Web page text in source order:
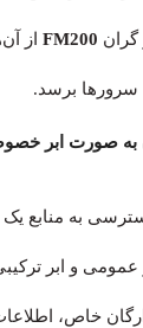
FM200 از
سرورها برسد.
به صورت ابر
به منابع
و ابر
خاص،